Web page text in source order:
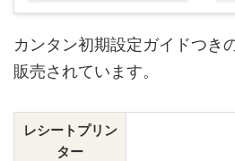
カンタン初期設定ガイドつき
販売されています。
レシートプリン
ター